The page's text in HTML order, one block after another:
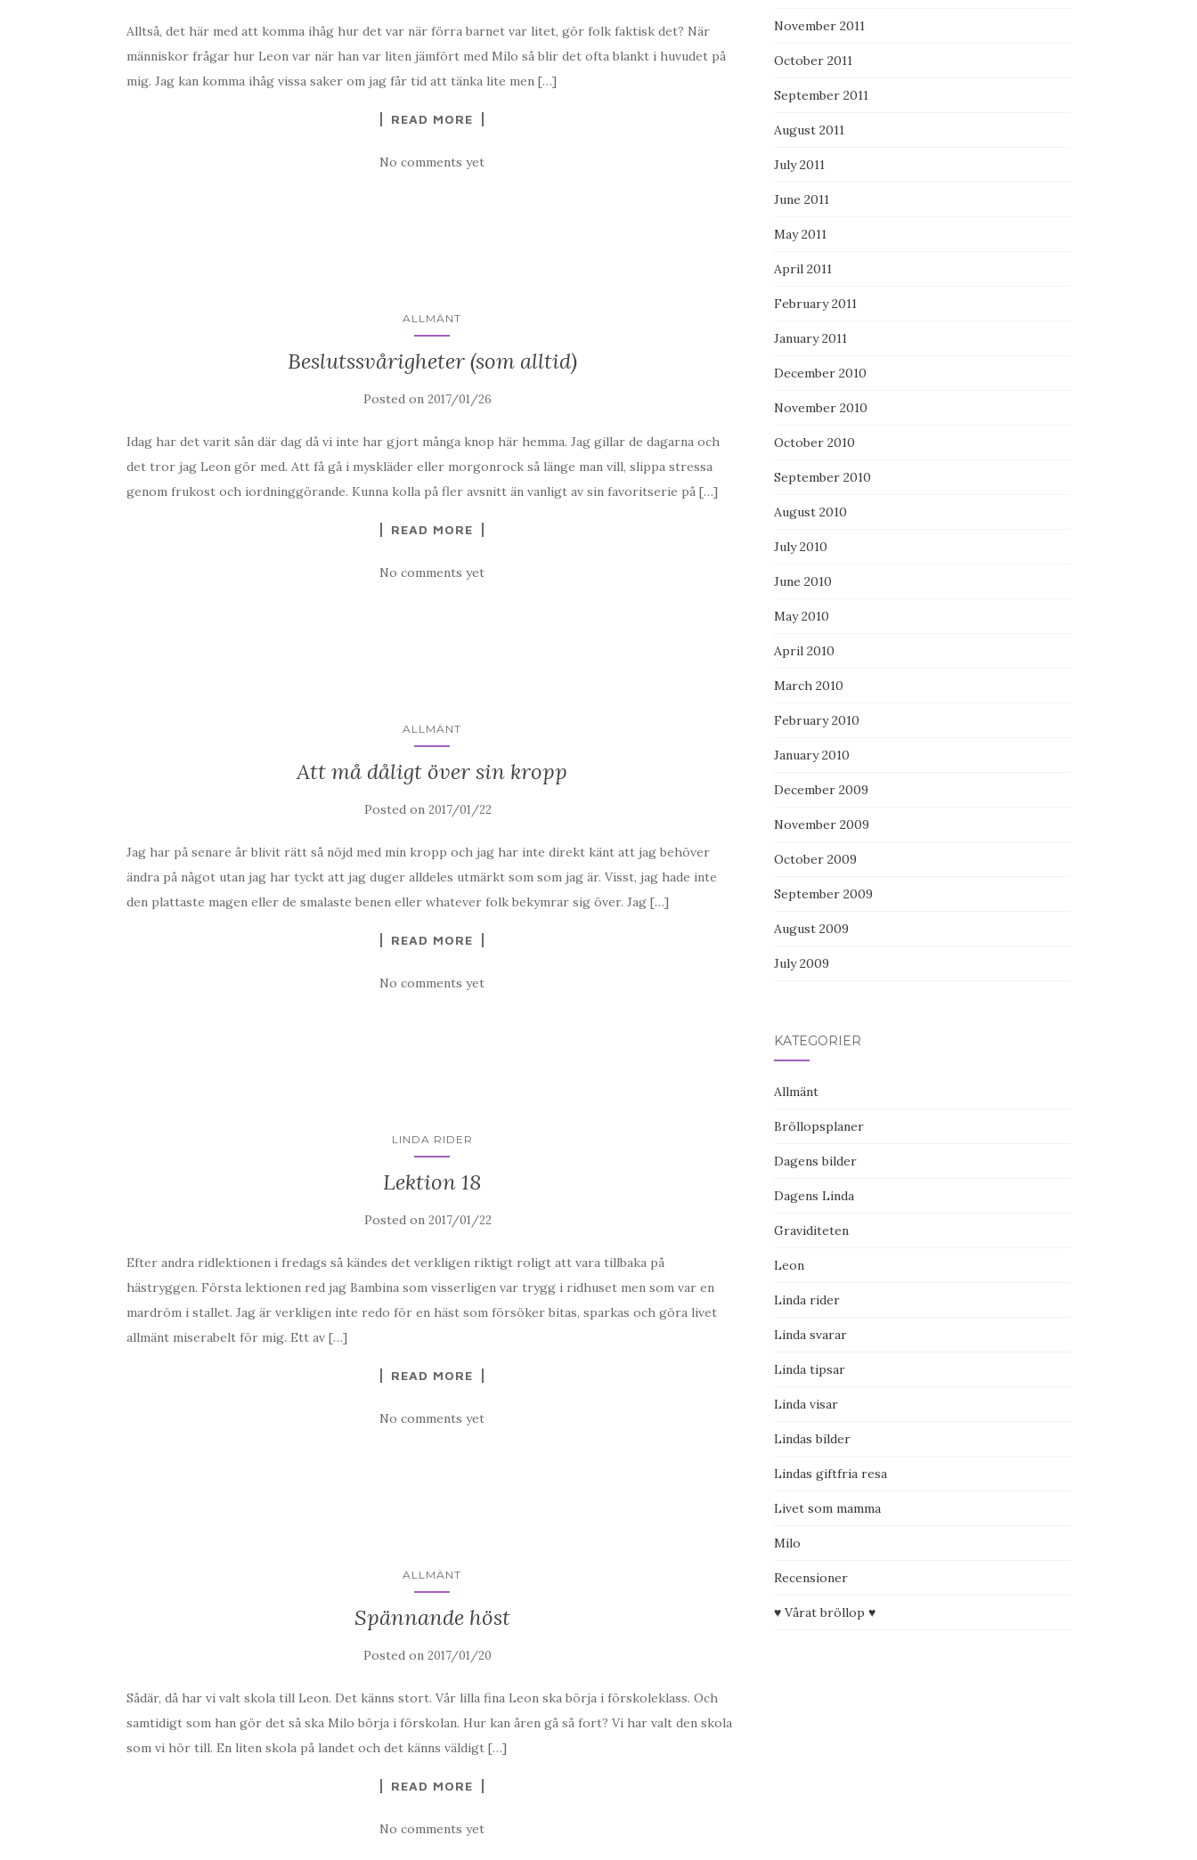
Alltså, det här med att komma ihåg hur det var när förra barnet var litet, gör folk faktisk det? När
människor frågar hur Leon var när han var liten jämfört med Milo så blir det ofta blankt i huvudet på
mig. Jag kan komma ihåg vissa saker om jag får tid att tänka lite men […]
READ MORE
No comments yet
ALLMÄNT
Beslutssvårigheter (som alltid)
Posted on2017/01/26
Idag har det varit sån där dag då vi inte har gjort många knop här hemma. Jag gillar de dagarna och
det tror jag Leon gör med. Att få gå i myskläder eller morgonrock så länge man vill, slippa stressa
genom frukost och iordninggörande. Kunna kolla på fler avsnitt än vanligt av sin favoritserie på […]
READ MORE
No comments yet
ALLMÄNT
Att må dåligt över sin kropp
Posted on 2017/01/22
Jag har på senare år blivit rätt så nöjd med min kropp och jag har inte direkt känt att jag behöver
ändra på något utan jag har tyckt att jag duger alldeles utmärkt som som jag är. Visst, jag hade inte
den plattaste magen eller de smalaste benen eller whatever folk bekymrar sig över. Jag […]
READ MORE
No comments yet
LINDA RIDER
Lektion 18
Posted on 2017/01/22
Efter andra ridlektionen i fredags så kändes det verkligen riktigt roligt att vara tillbaka på
hästryggen. Första lektionen red jag Bambina som visserligen var trygg i ridhuset men som var en
mardröm i stallet. Jag är verkligen inte redo för en häst som försöker bitas, sparkas och göra livet
allmänt miserabelt för mig. Ett av […]
READ MORE
No comments yet
ALLMÄNT
Spännande höst
Posted on2017/01/20
Sådär, då har vi valt skola till Leon. Det känns stort. Vår lilla fina Leon ska börja i förskoleklass. Och
samtidigt som han gör det så ska Milo börja i förskolan. Hur kan åren gå så fort? Vi har valt den skola
som vi hör till. En liten skola på landet och det känns väldigt […]
READ MORE
No comments yet
November 2011
October 2011
September 2011
August 2011
July 2011
June 2011
May 2011
April 2011
February 2011
January 2011
December 2010
November 2010
October 2010
September 2010
August 2010
July 2010
June 2010
May 2010
April 2010
March 2010
February 2010
January 2010
December 2009
November 2009
October 2009
September 2009
August 2009
July 2009
KATEGORIER
Allmänt
Bröllopsplaner
Dagens bilder
Dagens Linda
Graviditeten
Leon
Linda rider
Linda svarar
Linda tipsar
Linda visar
Lindas bilder
Lindas giftfria resa
Livet som mamma
Milo
Recensioner
♥ Vårat bröllop ♥